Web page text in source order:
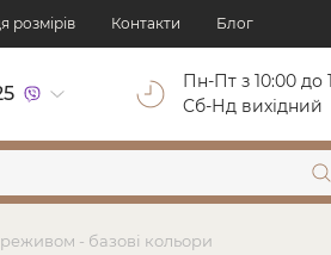
розмірів Контакти Блог
Пн-Пт з 10:00 до
Cб-Нд вихідний
- базові кольори